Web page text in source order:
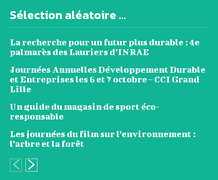
Sélection aléatoire ...
La recherche pour un futur plus durable : 4e
palmarès des Lauriers d’INRAE
Journées Annuelles Développement Durable
et Entreprises les 6 et 7 octobre – CCI Grand
Lille
Un guide du magasin de sport éco-
responsable
Les journées du film sur l’environnement :
l’arbre et la forêt